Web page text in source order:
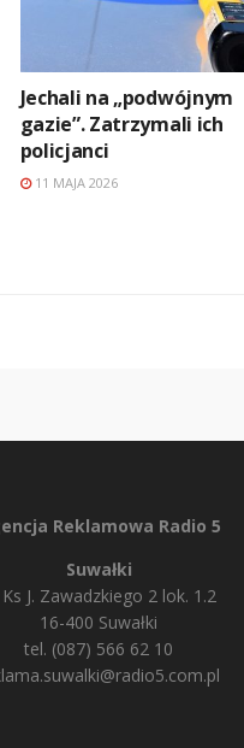
Jechali na „podwójnym
gazie”. Zatrzymali ich
policjanci
11 MAJA 2026
Reklamowa Radio 5
Suwałki
Ks J. Zawadzkiego 2 lok. 1.2
16-400 Suwałki
tel. (087) 566 62 10